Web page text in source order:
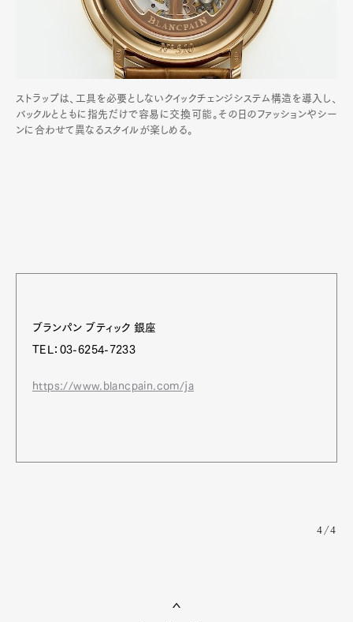
ストラップは、工具を必要としないクイックチェンジシステム構造を導入し、
バックルとともに指先だけで容易に交換可能。その日のファッションやシー
ンに合わせて異なるスタイルが楽しめる。
ブランパン ブティック 銀座
TEL：03-6254-7233
https://www.blancpain.com/ja
4/4